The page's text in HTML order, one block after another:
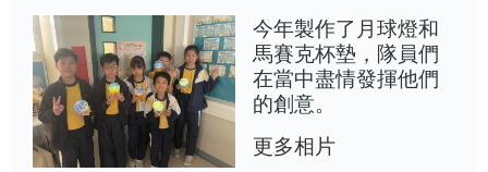
今年製作了月球燈和
馬賽克杯墊，隊員們
在當中盡情發揮他們
的創意。
更多相片